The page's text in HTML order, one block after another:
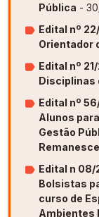
Pública -
Edital nº
Orientador
Edital nº
Disciplinas
Edital nº
Alunos
Gestão
Edital n 08/
Bolsistas
curso de
Ambientes